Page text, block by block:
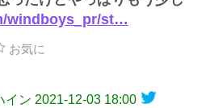
windboys_pr/st…
お気に
イン 2021-12-03 18:00